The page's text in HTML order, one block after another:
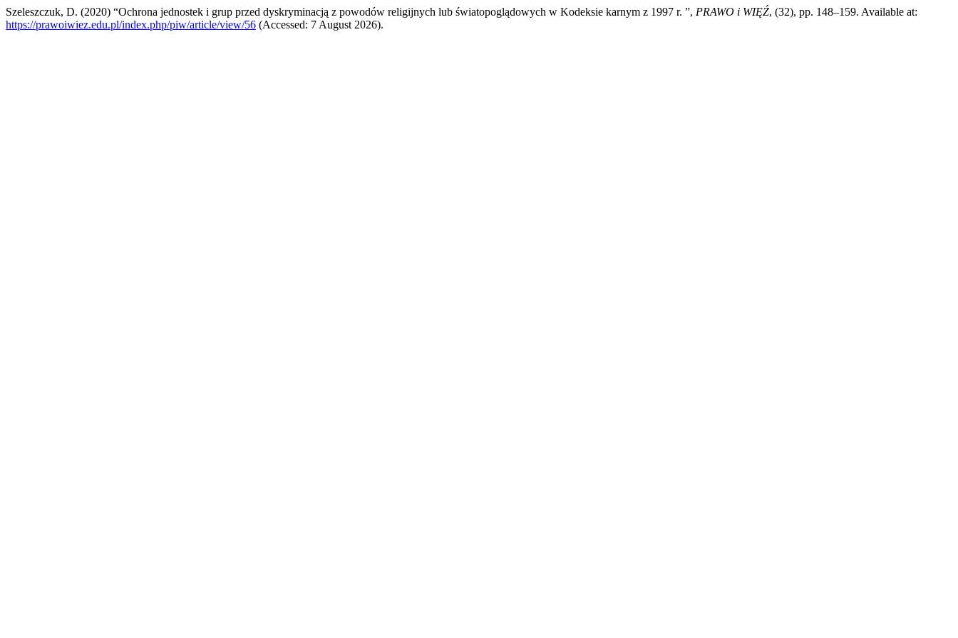
Szeleszczuk, D. (2020) “Ochrona jednostek i grup przed dyskryminacją z powodów religijnych lub światopoglądowych w Kodeksie karnym z 1997 r. ”, PRAWO i WIĘŹ, (32), pp. 148–159. Available at:
https://prawoiwiez.edu.pl/index.php/piw/article/view/56 (Accessed: 7 August 2026).